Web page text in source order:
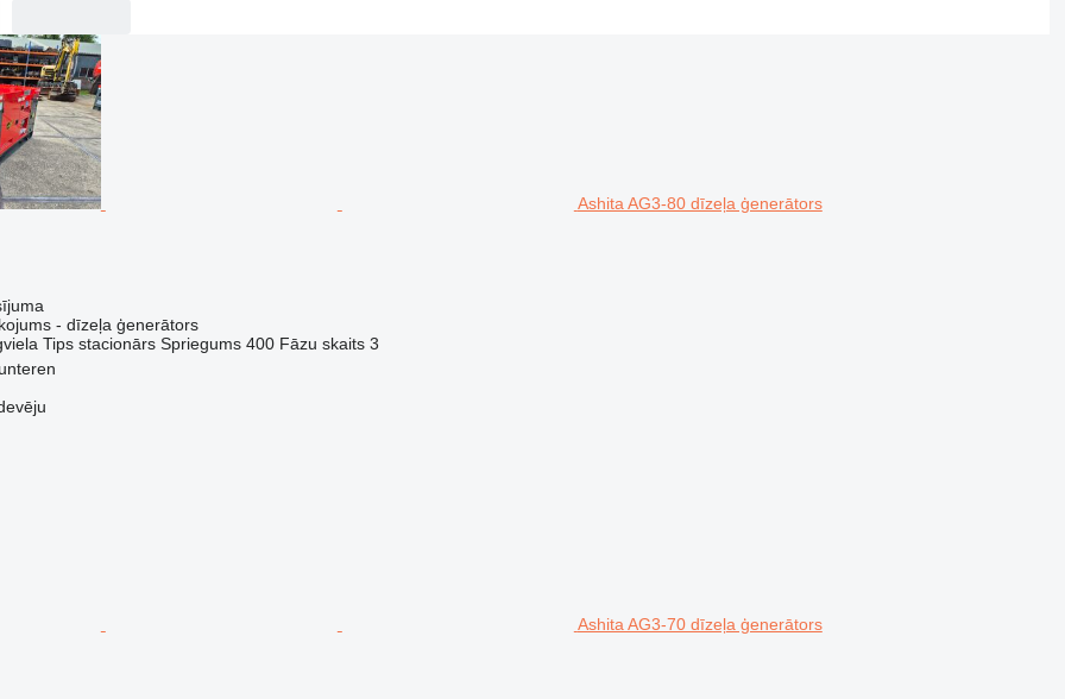
Ashita AG3-80 dīzeļa ģenerātors
- dīzeļa ģenerātors
Tips stacionārs Spriegums 400 Fāzu skaits 3
Ashita AG3-70 dīzeļa ģenerātors